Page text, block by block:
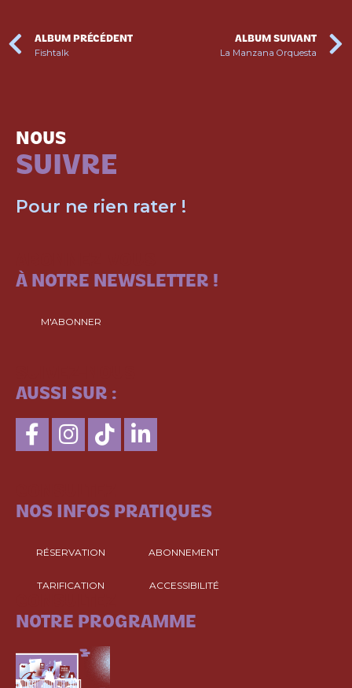
ALBUM PRÉCÉDENT
Fishtalk
ALBUM SUIVANT
La Manzana Orquesta
NOUS
SUIVRE
Pour ne rien rater !
À NOTRE NEWSLETTER !
M'ABONNER
AUSSI SUR :
NOS INFOS PRATIQUES
RÉSERVATION ABONNEMENT
TARIFICATION ACCESSIBILITÉ
NOTRE PROGRAMME